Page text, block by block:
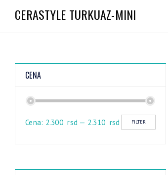
CERASTYLE TURKUAZ-MINI
CENA
FILTER
Cena: 2.300 rsd — 2.310 rsd